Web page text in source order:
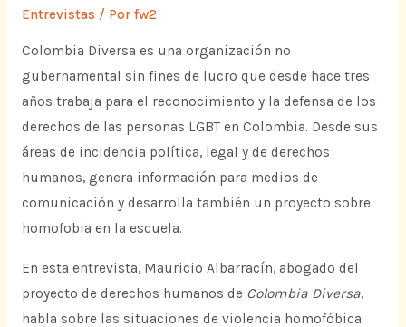
Entrevistas / Por fw2
Colombia Diversa es una organización no
gubernamental sin fines de lucro que desde hace tres
años trabaja para el reconocimiento y la defensa de los
derechos de las personas LGBT en Colombia. Desde sus
áreas de incidencia política, legal y de derechos
humanos, genera información para medios de
comunicación y desarrolla también un proyecto sobre
homofobia en la escuela.
En esta entrevista, Mauricio Albarracín, abogado del
proyecto de derechos humanos de Colombia Diversa,
habla sobre las situaciones de violencia homofóbica